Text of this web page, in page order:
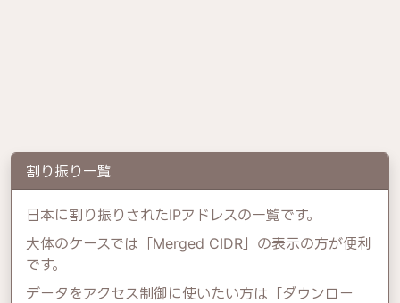
割り振り一覧
日本に割り振りされたIPアドレスの一覧です。
大体のケースでは「Merged CIDR」の表示の方が便利
です。
データをアクセス制御に使いたい方は「ダウンロー